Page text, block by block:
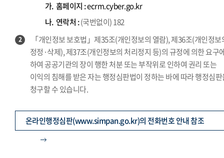
가. 홈페이지 :ecrm.cyber.go.kr
나. 연락처 :(국번없이) 182
2
「개인정보 보호법」제35조(개인정보의 열람), 제36조(개인정보
정정·삭제), 제37조(개인정보의 처리정지 등)의 규정에 의한 요구
하여 공공기관의 장이 행한 처분 또는 부작위로 인하여 권리 또는
이익의 침해를 받은 자는 행정심판법이 정하는 바에 따라 행정심
청구할 수 있습니다.
온라인행정심판(www.simpan.go.kr)의 전화번호 안내 참조